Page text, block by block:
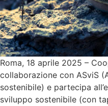
Roma, 18 aprile 2025 –
collaborazione con ASviS
sostenibile) e partecipa
sviluppo sostenibile (con